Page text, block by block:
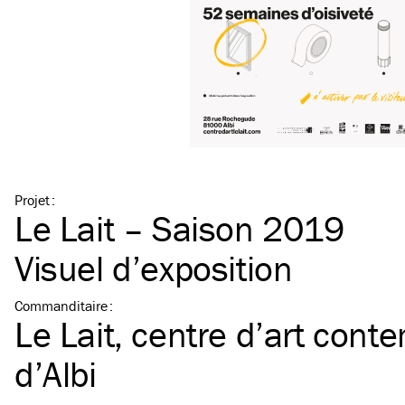
Projet:
Le Lait – Saison 2019
Visuel d’exposition
Commanditaire:
Le Lait, centre d’art
d’Albi